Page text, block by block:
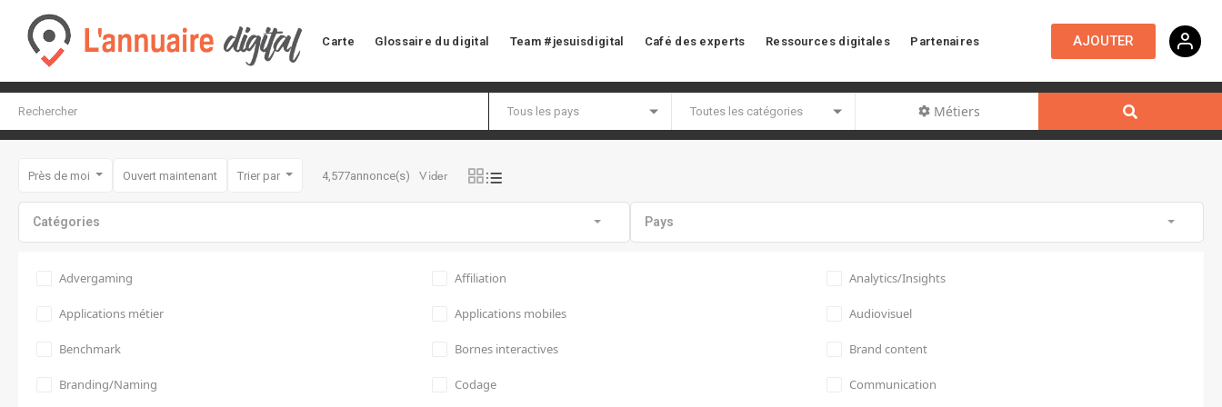
Carte Glossaire du digital Team #jesuisdigital Café des experts Ressources digitales Partenaires AJOUTER
Métiers
Près de moi Ouvert maintenant Trier par 4,577annonce(s) Vider
Catégories Pays
Advergaming Affiliation Analytics/Insights
Applications métier Applications mobiles Audiovisuel
Benchmark Bornes interactives Brand content
Branding/Naming Codage Communication